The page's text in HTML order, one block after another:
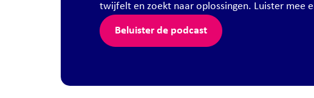
twijfelt en zoekt naar oplossingen. Luister mee
Beluister de podcast